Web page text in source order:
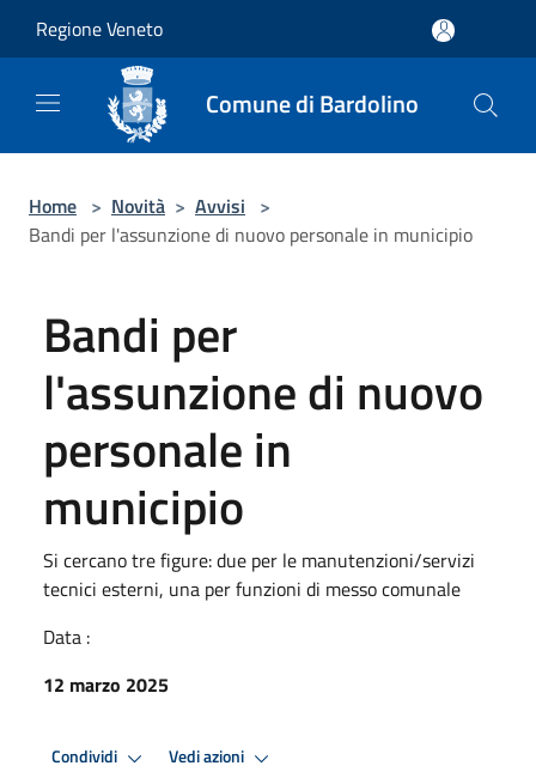
Regione Veneto
Comune di Bardolino
Home > Novità > Avvisi >
Bandi per l'assunzione di nuovo personale in municipio
Bandi per
l'assunzione di nuovo
personale in
municipio
Si cercano tre figure: due per le manutenzioni/servizi
tecnici esterni, una per funzioni di messo comunale
Data :
12 marzo 2025
Condividi Vedi azioni